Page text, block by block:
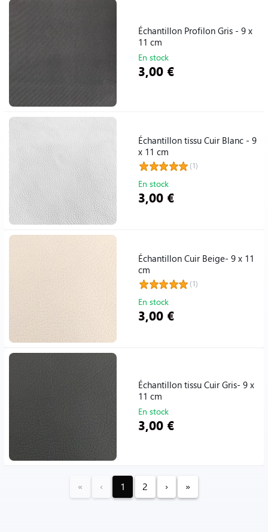
Échantillon Profilon Gris - 9 x
11 cm
En stock
3,00 €
Échantillon tissu Cuir Blanc - 9
x 11 cm
(1)
En stock
3,00 €
Échantillon Cuir Beige- 9 x 11
cm
(1)
En stock
3,00 €
Échantillon tissu Cuir Gris- 9 x
11 cm
En stock
3,00 €
« ‹ 1 2 › »